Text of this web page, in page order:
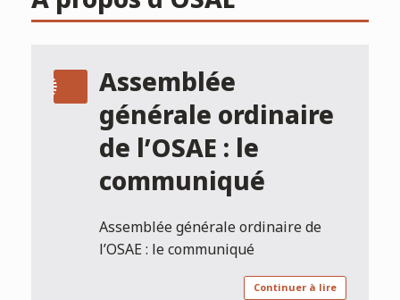
Assemblée
générale ordinaire
de l’OSAE : le
communiqué
Assemblée générale ordinaire de
l’OSAE : le communiqué
Continuer à lire